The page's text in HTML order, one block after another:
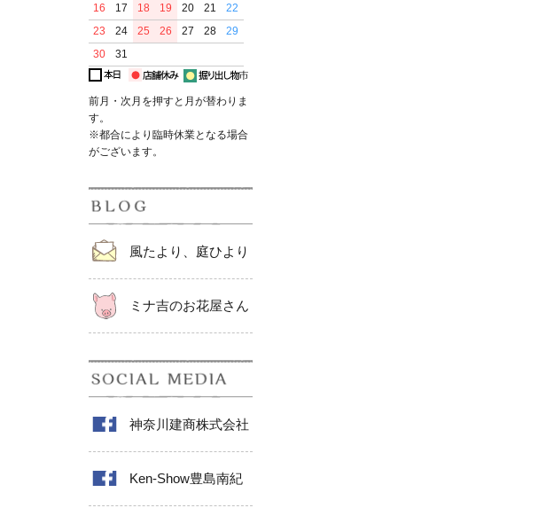
16
17 18 19 20 21
22
23
24 25 26 27 28
29
30
31
前月・次月を押すと月が替わりま
す。
※都合により臨時休業となる場合
がございます。
風たより、庭ひより
ミナ吉のお花屋さん
神奈川建商株式会社
Ken-Show豊島南紀